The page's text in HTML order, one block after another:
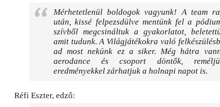
Mérhetetlenül boldogok vagyunk! A team
után, kissé felpezsdülve mentünk fel a
szívből megcsináltuk a gyakorlatot,
amit tudunk. A Világjátékokra való
ad most nekünk ez a siker. Még hátra
aerodance és csoport döntők,
eredményekkel zárhatjuk a holnapi napot is.
Réfi Eszter, edző: